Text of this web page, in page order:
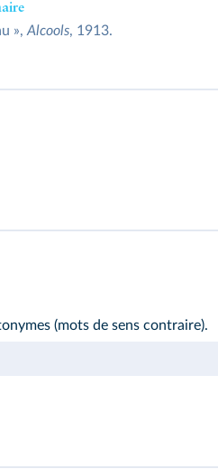
», Alcools, 1913.
(mots de sens contraire).